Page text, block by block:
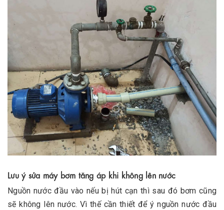
Lưu ý sửa máy bơm tăng áp khi không lên nước
Nguồn nước đầu vào nếu bị hút cạn thì sau đó bơm cũng
sẽ không lên nước. Vì thế cần thiết để ý nguồn nước đầu